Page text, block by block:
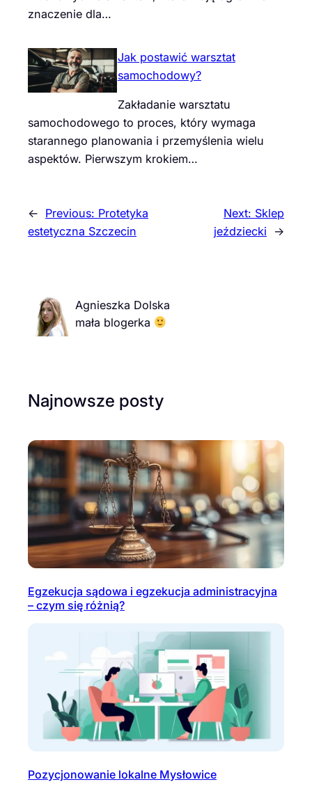
znaczenie dla…
Jak postawić warsztat
samochodowy?
Zakładanie warsztatu
samochodowego to proces, który wymaga
starannego planowania i przemyślenia wielu
aspektów. Pierwszym krokiem…
← Previous: Protetyka
estetyczna Szczecin
Next: Sklep
jeździecki
→
Agnieszka Dolska
mała blogerka
Najnowsze posty
Egzekucja sądowa i egzekucja administracyjna
– czym się różnią?
Pozycjonowanie lokalne Mysłowice